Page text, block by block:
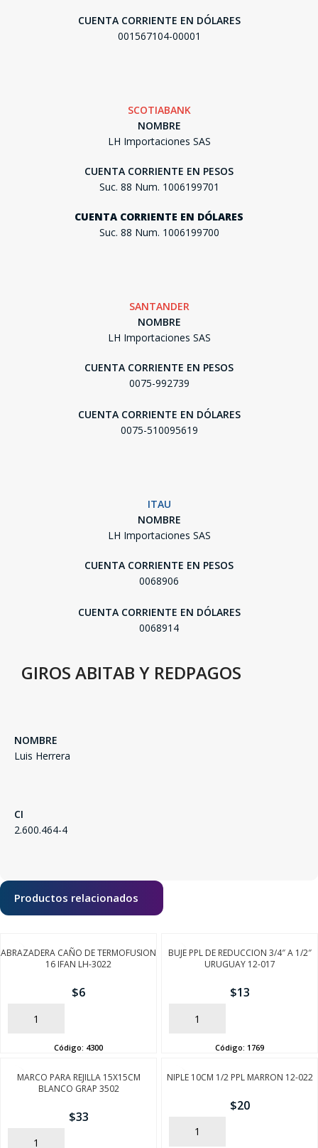
CUENTA CORRIENTE EN DÓLARES
001567104-00001
SCOTIABANK
NOMBRE
LH Importaciones SAS
CUENTA CORRIENTE EN PESOS
Suc. 88 Num. 1006199701
CUENTA CORRIENTE EN DÓLARES
Suc. 88 Num. 1006199700
SANTANDER
NOMBRE
LH Importaciones SAS
CUENTA CORRIENTE EN PESOS
0075-992739
CUENTA CORRIENTE EN DÓLARES
0075-510095619
ITAU
NOMBRE
LH Importaciones SAS
CUENTA CORRIENTE EN PESOS
0068906
CUENTA CORRIENTE EN DÓLARES
0068914
GIROS ABITAB Y REDPAGOS
NOMBRE
Luis Herrera
CI
2.600.464-4
Productos relacionados
ABRAZADERA CAÑO DE TERMOFUSION
16 IFAN LH-3022
$6
AÑADIR
Código: 4300
BUJE PPL DE REDUCCION 3/4″ A 1/2″
URUGUAY 12-017
$13
AÑADIR
Código: 1769
MARCO PARA REJILLA 15X15CM
BLANCO GRAP 3502
$33
AÑADIR
NIPLE 10CM 1/2 PPL MARRON 12-022
$20
AÑADIR